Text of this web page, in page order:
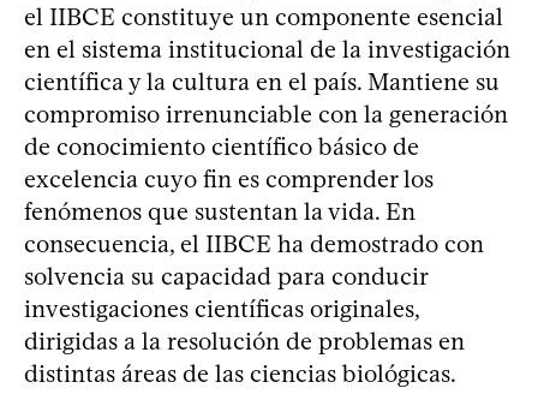
el IIBCE constituye un componente esencial
en el sistema institucional de la investigación
científica y la cultura en el país. Mantiene su
compromiso irrenunciable con la generación
de conocimiento científico básico de
excelencia cuyo fin es comprender los
fenómenos que sustentan la vida. En
consecuencia, el IIBCE ha demostrado con
solvencia su capacidad para conducir
investigaciones científicas originales,
dirigidas a la resolución de problemas en
distintas áreas de las ciencias biológicas.